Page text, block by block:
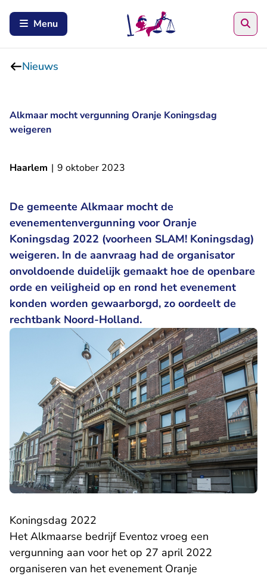
Menu
Nieuws
Alkmaar mocht vergunning Oranje Koningsdag
weigeren
Haarlem | 9 oktober 2023
De gemeente Alkmaar mocht de
evenementenvergunning voor Oranje
Koningsdag 2022 (voorheen SLAM! Koningsdag)
weigeren. In de aanvraag had de organisator
onvoldoende duidelijk gemaakt hoe de openbare
orde en veiligheid op en rond het evenement
konden worden gewaarborgd, zo oordeelt de
rechtbank Noord-Holland.
Koningsdag 2022
Het Alkmaarse bedrijf Eventoz vroeg een
vergunning aan voor het op 27 april 2022
organiseren van het evenement Oranje